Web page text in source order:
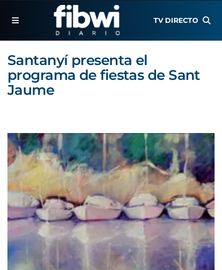
TV DIRECTO
Santanyí presenta el
programa de fiestas de Sant
Jaume